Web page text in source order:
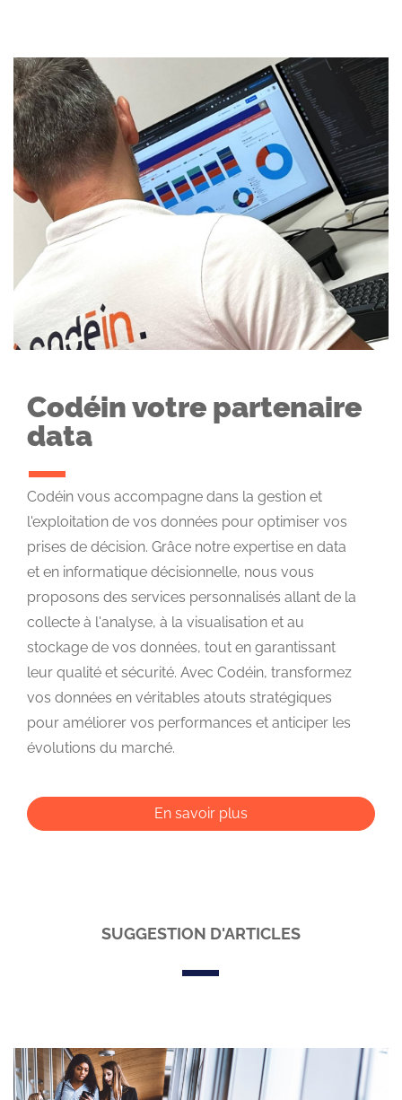
Codéin votre partenaire
data
Codéin vous accompagne dans la gestion et
l'exploitation de vos données pour optimiser vos
prises de décision. Grâce notre expertise en data
et en informatique décisionnelle, nous vous
proposons des services personnalisés allant de la
collecte à l'analyse, à la visualisation et au
stockage de vos données, tout en garantissant
leur qualité et sécurité. Avec Codéin, transformez
vos données en véritables atouts stratégiques
pour améliorer vos performances et anticiper les
évolutions du marché.
En savoir plus
SUGGESTION D'ARTICLES